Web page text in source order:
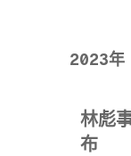
2023年
林彪
布